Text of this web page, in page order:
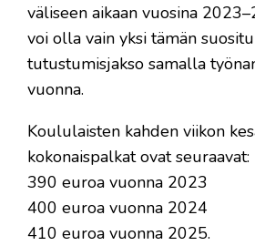
väliseen aikaan vuosina
voi olla vain yksi tämän
tutustumisjakso samalla
vuonna.
Koululaisten kahden viikon
kokonaispalkat ovat seuraavat:
390 euroa vuonna 2023
400 euroa vuonna 2024
410 euroa vuonna 2025.